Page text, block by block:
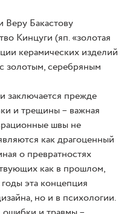
Веру Бакастову
Кинцуги (яп. «золотая
керамических изделий
золотым, серебряным
заключается прежде
и трещины – важная
швы не
как драгоценный
о превратностях
как в прошлом,
эта концепция
но и в психологии.